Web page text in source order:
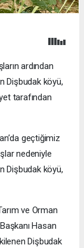
ardından
Dişbudak köyü,
tarafından
geçtiğimiz
nedeniyle
Dişbudak köyü,
ve Orman
Hasan
Dişbudak